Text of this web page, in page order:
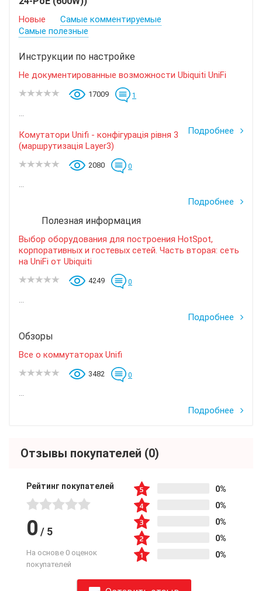
Новые
Самые комментируемые
Самые полезные
Инструкции по настройке
Не документированные возможности Ubiquiti UniFi
17009 1
...
Подробнее
Комутатори Unifi - конфігурація рівня 3
(маршрутизація Layer3)
2080 0
...
Подробнее
Полезная информация
Выбор оборудования для построения HotSpot,
корпоративных и гостевых сетей. Часть вторая: сеть
на UniFi от Ubiquiti
4249 0
...
Подробнее
Обзоры
Все о коммутаторах Unifi
3482 0
...
Подробнее
Отзывы покупателей (0)
Рейтинг покупателей
0 / 5
На основе 0 оценок
покупателей
0%
0%
0%
0%
0%